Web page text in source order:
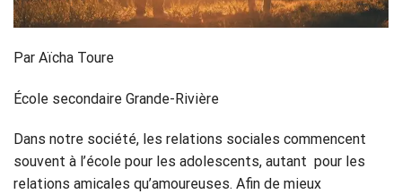
Par Aïcha Toure
École secondaire Grande-Rivière
Dans notre société, les relations sociales commencent
souvent à l’école pour les adolescents, autant pour les
relations amicales qu’amoureuses. Afin de mieux